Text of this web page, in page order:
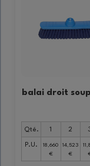
balai droit
Qté. 1 2
P.U.
18,660
€
14,523
€